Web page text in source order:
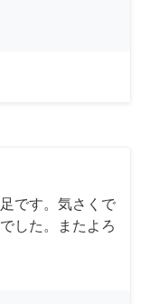
です。気さくで
した。またよろ